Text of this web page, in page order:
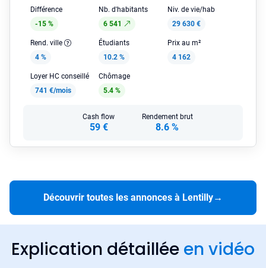
Différence
-15 %
Nb. d'habitants
6 541
Niv. de vie/hab
29 630 €
Rend. ville
4 %
Étudiants
10.2 %
Prix au m²
4 162
Loyer HC conseillé
741 €/mois
Chômage
5.4 %
Cash flow
59 €
Rendement brut
8.6 %
Découvrir toutes les annonces à Lentilly→
Explication détaillée en vidéo